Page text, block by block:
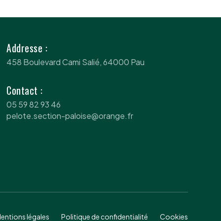
Addresse :
458 Boulevard Cami Salié, 64000 Pau
Contact :
05 59 82 93 46
pelote.section-paloise@orange.fr
légales Politique de confidentialité Cookies